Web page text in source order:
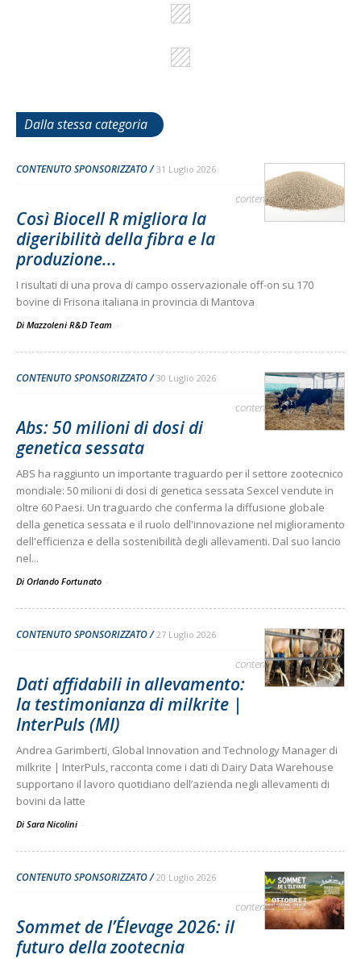
Dalla stessa categoria
CONTENUTO SPONSORIZZATO 31 Luglio 2026
contenuto sponsorizzato
Così Biocell R migliora la
digeribilità della fibra e la
produzione...
I risultati di una prova di campo osservazionale off-on su 170
bovine di Frisona italiana in provincia di Mantova
Di Mazzoleni R&D Team -
CONTENUTO SPONSORIZZATO 30 Luglio 2026
contenuto sponsorizzato
Abs: 50 milioni di dosi di
genetica sessata
ABS ha raggiunto un importante traguardo per il settore zootecnico
mondiale: 50 milioni di dosi di genetica sessata Sexcel vendute in
oltre 60 Paesi. Un traguardo che conferma la diffusione globale
della genetica sessata e il ruolo dell'innovazione nel miglioramento
dell'efficienza e della sostenibilità degli allevamenti. Dal suo lancio
nel...
Di Orlando Fortunato -
CONTENUTO SPONSORIZZATO 27 Luglio 2026
contenuto sponsorizzato
Dati affidabili in allevamento:
la testimonianza di milkrite |
InterPuls (MI)
Andrea Garimberti, Global Innovation and Technology Manager di
milkrite | InterPuls, racconta come i dati di Dairy Data Warehouse
supportano il lavoro quotidiano dell’azienda negli allevamenti di
bovini da latte
Di Sara Nicolini -
CONTENUTO SPONSORIZZATO 20 Luglio 2026
contenuto sponsorizzato
Sommet de l’Élevage 2026: il
futuro della zootecnia